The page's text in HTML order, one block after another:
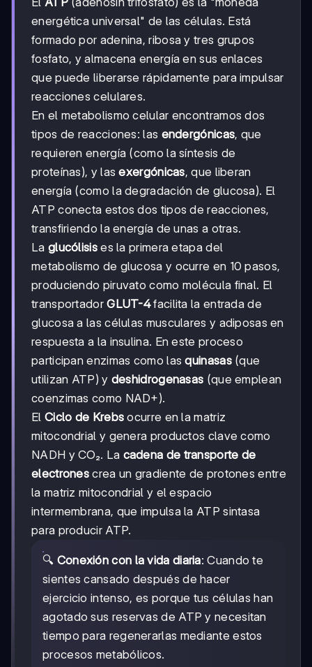
energética universal" de las células. Está
formado por adenina, ribosa y tres grupos
fosfato, y almacena energía en sus enlaces
que puede liberarse rápidamente para impulsar
reacciones celulares.
En el metabolismo celular encontramos dos
tipos de reacciones: las endergónicas, que
requieren energía (como la síntesis de
proteínas), y lasexergónicas, que liberan
energía (como la degradación de glucosa). El
ATP conecta estos dos tipos de reacciones,
transfiriendo la energía de unas a otras.
La glucólisises la primera etapa del
metabolismo de glucosa y ocurre en 10 pasos,
produciendo piruvato como molécula final. El
transportadorGLUT-4facilita la entrada de
glucosa a las células musculares y adiposas en
respuesta a la insulina. En este proceso
participan enzimas como lasquinasas(que
utilizan ATP) y deshidrogenasas (que emplean
coenzimas como NAD+).
El Ciclo de Krebs ocurre en la matriz
mitocondrial y genera productos clave como
NADH y CO₂. La cadena de transporte de
electrones crea un gradiente de protones entre
la matriz mitocondrial y el espacio
intermembrana, que impulsa la ATP sintasa
para producir ATP.
🔍 Conexión con la vida diaria: Cuando te
sientes cansado después de hacer
ejercicio intenso, es porque tus células han
agotado sus reservas de ATP y necesitan
tiempo para regenerarlas mediante estos
procesos metabólicos.